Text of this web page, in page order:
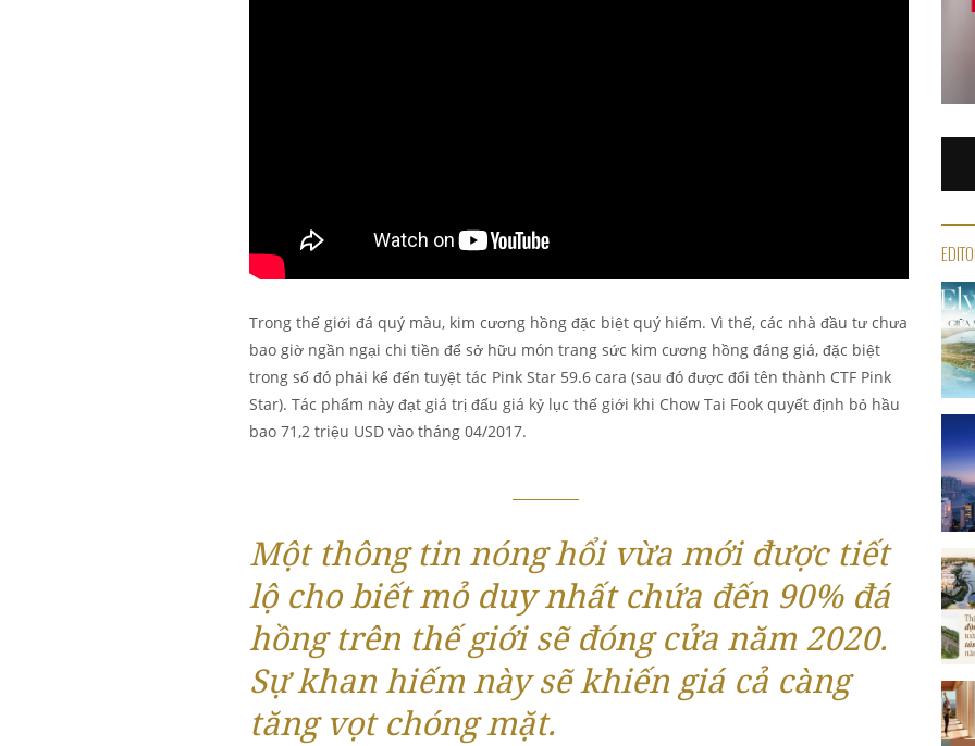
Trong thế giới đá quý màu, kim cương hồng đặc biệt quý hiếm. Vì thế, các nhà đầu tư chưa
bao giờ ngần ngại chi tiền để sở hữu món trang sức kim cương hồng đáng giá, đặc biệt
trong số đó phải kể đến tuyệt tác Pink Star 59.6 cara (sau đó được đổi tên thành CTF Pink
Star). Tác phẩm này đạt giá trị đấu giá kỷ lục thế giới khi Chow Tai Fook quyết định bỏ hầu
bao 71,2 triệu USD vào tháng 04/2017.
Một thông tin nóng hổi vừa mới được tiết
lộ cho biết mỏ duy nhất chứa đến 90% đá
hồng trên thế giới sẽ đóng cửa năm 2020.
Sự khan hiếm này sẽ khiến giá cả càng
tăng vọt chóng mặt.